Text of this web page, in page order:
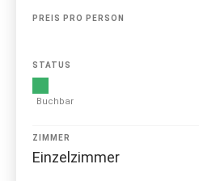
PREIS PRO PERSON
STATUS
Buchbar
ZIMMER
Einzelzimmer